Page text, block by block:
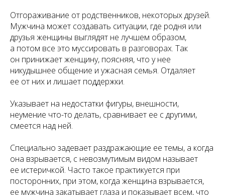
Отгораживание от родственников, некоторых друзей.
Мужчина может создавать ситуации, где родня или
друзья женщины выглядят не лучшем образом,
а потом все это муссировать в разговорах. Так
он принижает женщину, поясняя, что у нее
никудышнее общение и ужасная семья. Отдаляет
ее от них и лишает поддержки.
Указывает на недостатки фигуры, внешности,
неумение что-то делать, сравнивает ее с другими,
смеется над ней.
Специально задевает раздражающие ее темы, а когда
она взрывается, с невозмутимым видом называет
ее истеричкой. Часто такое практикуется при
посторонних, при этом, когда женщина взрывается,
ее мужчина закатывает глаза и показывает всем, что